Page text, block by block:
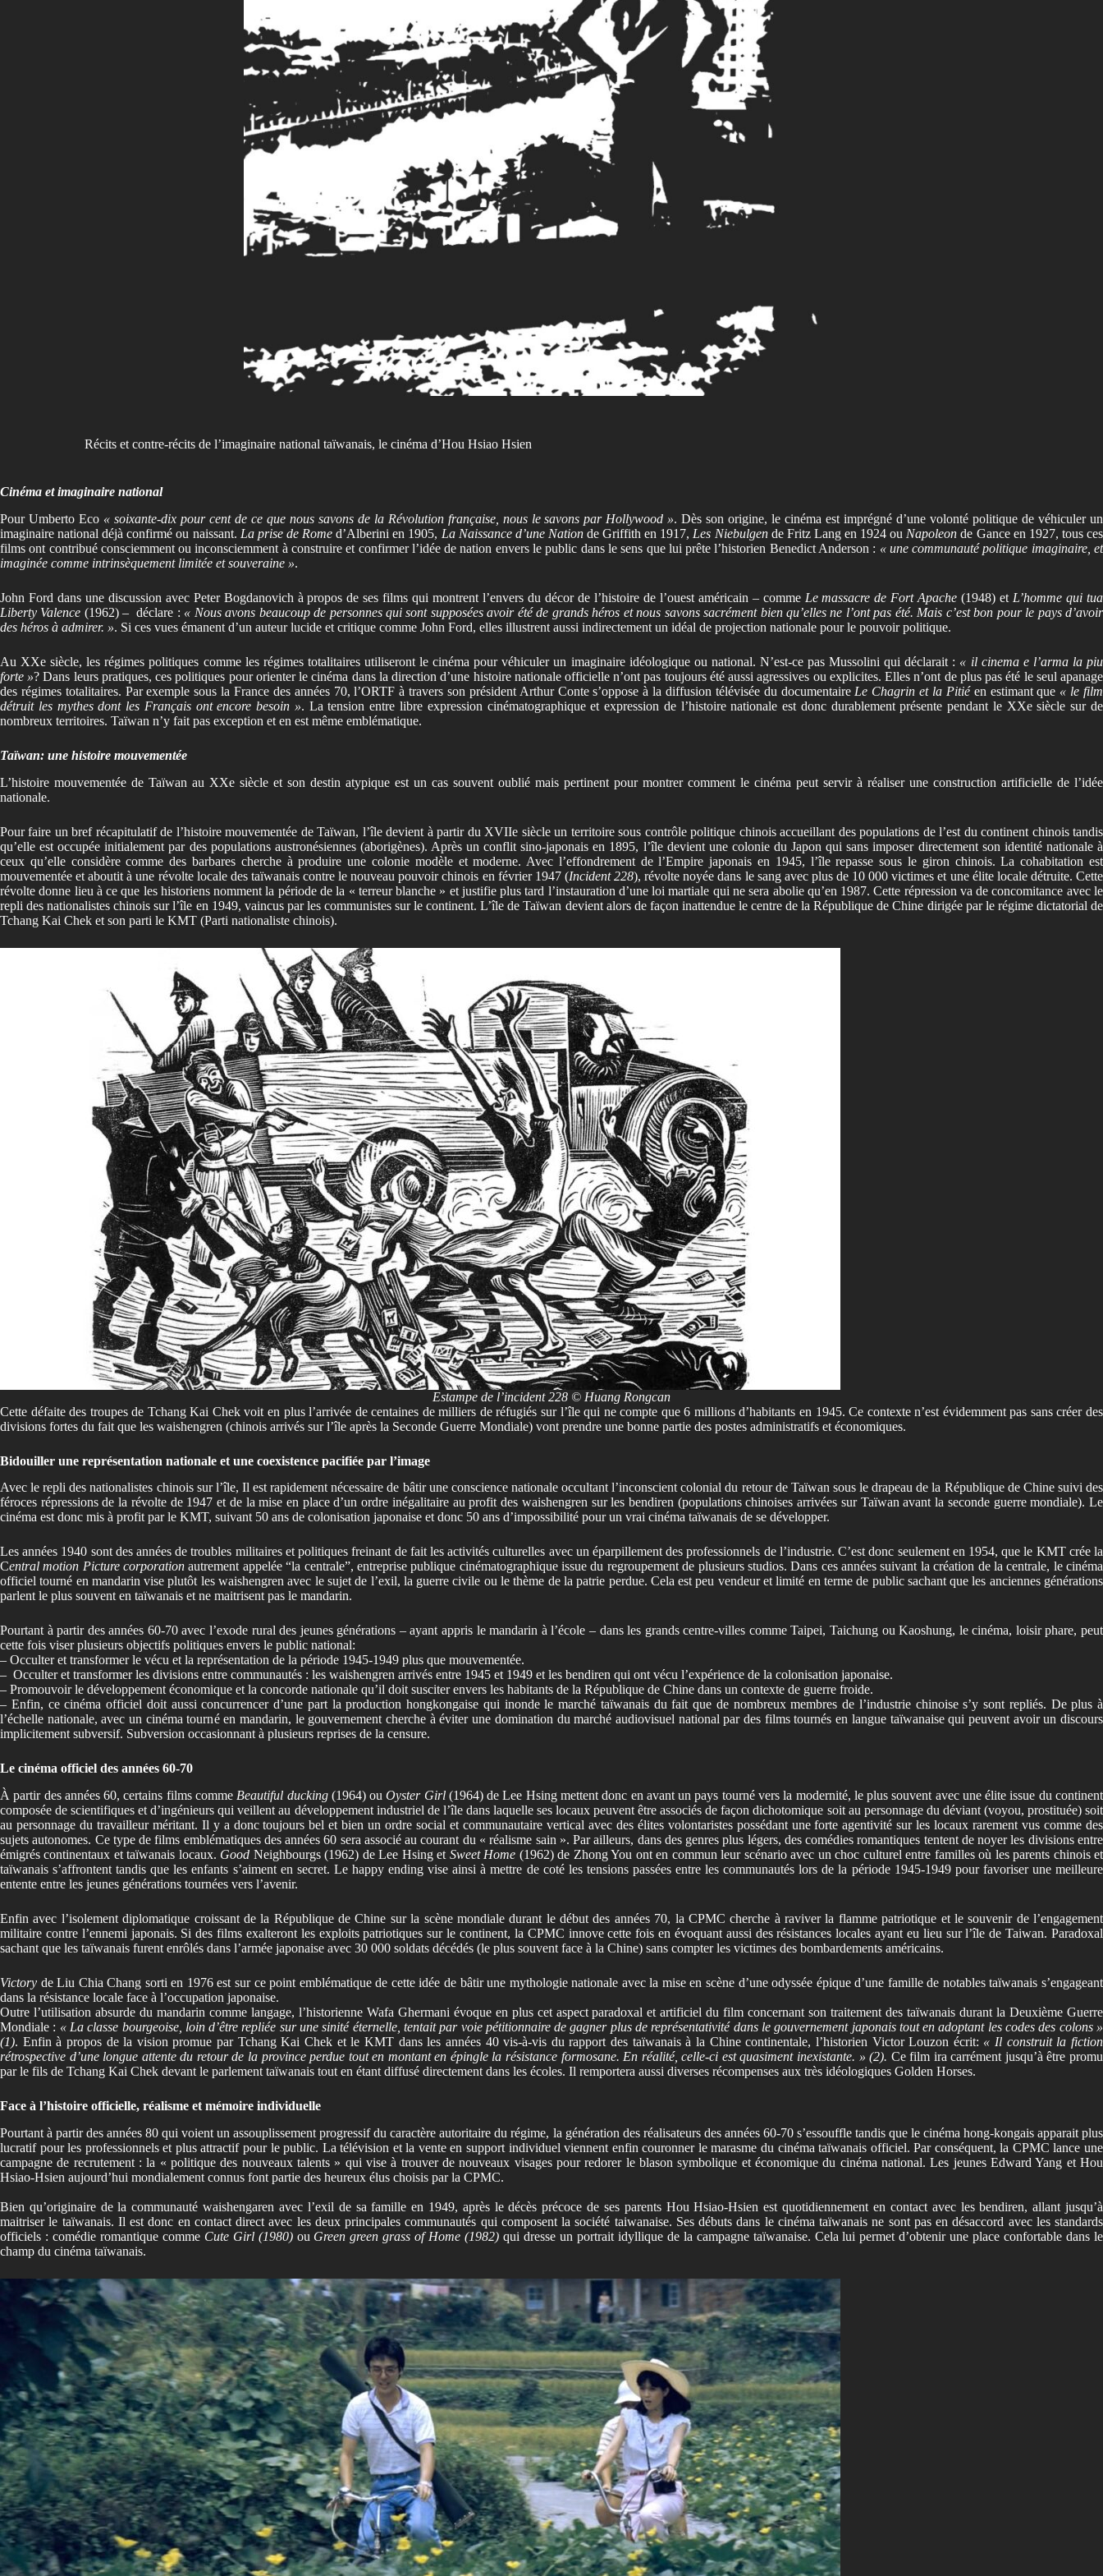
Récits et contre-récits de l’imaginaire national taïwanais, le cinéma d’Hou Hsiao Hsien
Cinéma et imaginaire national
Pour Umberto Eco « soixante-dix pour cent de ce que nous savons de la Révolution française, nous le savons par Hollywood ». Dès son origine, le cinéma est imprégné d’une volonté politique de véhiculer un
imaginaire national déjà confirmé ou naissant. La prise de Rome d’Alberini en 1905, La Naissance d’une Nationde Griffith en 1917, Les Niebulgende Fritz Lang en 1924 ou Napoleon de Gance en 1927, tous ces
films ont contribué consciemment ou inconsciemment à construire et confirmer l’idée de nation envers le public dans le sens que lui prête l’historien Benedict Anderson : « une communauté politique imaginaire, et
imaginée comme intrinsèquement limitée et souveraine ».
John Ford dans une discussion avec Peter Bogdanovich à propos de ses films qui montrent l’envers du décor de l’histoire de l’ouest américain – comme Le massacre de Fort Apache (1948) et L’homme qui tua
Liberty Valence (1962) – déclare : « Nous avons beaucoup de personnes qui sont supposées avoir été de grands héros et nous savons sacrément bien qu’elles ne l’ont pas été. Mais c’est bon pour le pays d’avoir
des héros à admirer. ». Si ces vues émanent d’un auteur lucide et critique comme John Ford, elles illustrent aussi indirectement un idéal de projection nationale pour le pouvoir politique.
Au XXe siècle, les régimes politiques comme les régimes totalitaires utiliseront le cinéma pour véhiculer un imaginaire idéologique ou national. N’est-ce pas Mussolini qui déclarait : « il cinema e l’arma la piu
forte »? Dans leurs pratiques, ces politiques pour orienter le cinéma dans la direction d’une histoire nationale officielle n’ont pas toujours été aussi agressives ou explicites. Elles n’ont de plus pas été le seul apanage
des régimes totalitaires. Par exemple sous la France des années 70, l’ORTF à travers son président Arthur Conte s’oppose à la diffusion télévisée du documentaire Le Chagrin et la Pitiéen estimant que « le film
détruit les mythes dont les Français ont encore besoin ». La tension entre libre expression cinématographique et expression de l’histoire nationale est donc durablement présente pendant le XXe siècle sur de
nombreux territoires. Taïwan n’y fait pas exception et en est même emblématique.
Taïwan: une histoire mouvementée
L’histoire mouvementée de Taïwan au XXe siècle et son destin atypique est un cas souvent oublié mais pertinent pour montrer comment le cinéma peut servir à réaliser une construction artificielle de l’idée
nationale.
Pour faire un bref récapitulatif de l’histoire mouvementée de Taïwan, l’île devient à partir du XVIIe siècle un territoire sous contrôle politique chinois accueillant des populations de l’est du continent chinois tandis
qu’elle est occupée initialement par des populations austronésiennes (aborigènes). Après un conflit sino-japonais en 1895, l’île devient une colonie du Japon qui sans imposer directement son identité nationale à
ceux qu’elle considère comme des barbares cherche à produire une colonie modèle et moderne. Avec l’effondrement de l’Empire japonais en 1945, l’île repasse sous le giron chinois. La cohabitation est
mouvementée et aboutit à une révolte locale des taïwanais contre le nouveau pouvoir chinois en février 1947 (Incident 228), révolte noyée dans le sang avec plus de 10 000 victimes et une élite locale détruite. Cette
révolte donne lieu à ce que les historiens nomment la période de la « terreur blanche » et justifie plus tard l’instauration d’une loi martiale qui ne sera abolie qu’en 1987. Cette répression va de concomitance avec le
repli des nationalistes chinois sur l’île en 1949, vaincus par les communistes sur le continent. L’île de Taïwan devient alors de façon inattendue le centre de la République de Chine dirigée par le régime dictatorial de
Tchang Kai Chek et son parti le KMT (Parti nationaliste chinois).
Estampe de l’incident 228 © Huang Rongcan
Cette défaite des troupes de Tchang Kai Chek voit en plus l’arrivée de centaines de milliers de réfugiés sur l’île qui ne compte que 6 millions d’habitants en 1945. Ce contexte n’est évidemment pas sans créer des
divisions fortes du fait que les waishengren (chinois arrivés sur l’île après la Seconde Guerre Mondiale) vont prendre une bonne partie des postes administratifs et économiques.
Bidouiller une représentation nationale et une coexistence pacifiée par l’image
Avec le repli des nationalistes chinois sur l’île, Il est rapidement nécessaire de bâtir une conscience nationale occultant l’inconscient colonial du retour de Taïwan sous le drapeau de la République de Chine suivi des
féroces répressions de la révolte de 1947 et de la mise en place d’un ordre inégalitaire au profit des waishengren sur les bendiren (populations chinoises arrivées sur Taïwan avant la seconde guerre mondiale). Le
cinéma est donc mis à profit par le KMT, suivant 50 ans de colonisation japonaise et donc 50 ans d’impossibilité pour un vrai cinéma taïwanais de se développer.
Les années 1940 sont des années de troubles militaires et politiques freinant de fait les activités culturelles avec un éparpillement des professionnels de l’industrie. C’est donc seulement en 1954, que le KMT crée la
Central motion Picture corporation autrement appelée “la centrale”, entreprise publique cinématographique issue du regroupement de plusieurs studios. Dans ces années suivant la création de la centrale, le cinéma
officiel tourné en mandarin vise plutôt les waishengren avec le sujet de l’exil, la guerre civile ou le thème de la patrie perdue. Cela est peu vendeur et limité en terme de public sachant que les anciennes générations
parlent le plus souvent en taïwanais et ne maitrisent pas le mandarin.
Pourtant à partir des années 60-70 avec l’exode rural des jeunes générations – ayant appris le mandarin à l’école – dans les grands centre-villes comme Taipei, Taichung ou Kaoshung, le cinéma, loisir phare, peut
cette fois viser plusieurs objectifs politiques envers le public national:
– Occulter et transformer le vécu et la représentation de la période 1945-1949 plus que mouvementée.
– Occulter et transformer les divisions entre communautés : les waishengren arrivés entre 1945 et 1949 et les bendiren qui ont vécu l’expérience de la colonisation japonaise.
– Promouvoir le développement économique et la concorde nationale qu’il doit susciter envers les habitants de la République de Chine dans un contexte de guerre froide.
– Enfin, ce cinéma officiel doit aussi concurrencer d’une part la production hongkongaise qui inonde le marché taïwanais du fait que de nombreux membres de l’industrie chinoise s’y sont repliés. De plus à
l’échelle nationale, avec un cinéma tourné en mandarin, le gouvernement cherche à éviter une domination du marché audiovisuel national par des films tournés en langue taïwanaise qui peuvent avoir un discours
implicitement subversif. Subversion occasionnant à plusieurs reprises de la censure.
Le cinéma officiel des années 60-70
À partir des années 60, certains films comme Beautiful ducking(1964) ouOyster Girl (1964) de Lee Hsing mettent donc en avant un pays tourné vers la modernité, le plus souvent avec une élite issue du continent
composée de scientifiques et d’ingénieurs qui veillent au développement industriel de l’île dans laquelle ses locaux peuvent être associés de façon dichotomique soit au personnage du déviant (voyou, prostituée) soit
au personnage du travailleur méritant. Il y a donc toujours bel et bien un ordre social et communautaire vertical avec des élites volontaristes possédant une forte agentivité sur les locaux rarement vus comme des
sujets autonomes. Ce type de films emblématiques des années 60 sera associé au courant du « réalisme sain ». Par ailleurs, dans des genres plus légers, des comédies romantiques tentent de noyer les divisions entre
émigrés continentaux et taïwanais locaux. Good Neighbourgs (1962) de Lee Hsing et Sweet Home (1962) de Zhong You ont en commun leur scénario avec un choc culturel entre familles où les parents chinois et
taïwanais s’affrontent tandis que les enfants s’aiment en secret. Le happy ending vise ainsi à mettre de coté les tensions passées entre les communautés lors de la période 1945-1949 pour favoriser une meilleure
entente entre les jeunes générations tournées vers l’avenir.
Enfin avec l’isolement diplomatique croissant de la République de Chine sur la scène mondiale durant le début des années 70, la CPMC cherche à raviver la flamme patriotique et le souvenir de l’engagement
militaire contre l’ennemi japonais. Si des films exalteront les exploits patriotiques sur le continent, la CPMC innove cette fois en évoquant aussi des résistances locales ayant eu lieu sur l’île de Taiwan. Paradoxal
sachant que les taïwanais furent enrôlés dans l’armée japonaise avec 30 000 soldats décédés (le plus souvent face à la Chine) sans compter les victimes des bombardements américains.
Victory de Liu Chia Chang sorti en 1976 est sur ce point emblématique de cette idée de bâtir une mythologie nationale avec la mise en scène d’une odyssée épique d’une famille de notables taïwanais s’engageant
dans la résistance locale face à l’occupation japonaise.
Outre l’utilisation absurde du mandarin comme langage, l’historienne Wafa Ghermani évoque en plus cet aspect paradoxal et artificiel du film concernant son traitement des taïwanais durant la Deuxième Guerre
Mondiale : « La classe bourgeoise, loin d’être repliée sur une sinité éternelle, tentait par voie pétitionnaire de gagner plus de représentativité dans le gouvernement japonais tout en adoptant les codes des colons »
(1). Enfin à propos de la vision promue par Tchang Kai Chek et le KMT dans les années 40 vis-à-vis du rapport des taïwanais à la Chine continentale, l’historien Victor Louzon écrit: « Il construit la fiction
rétrospective d’une longue attente du retour de la province perdue tout en montant en épingle la résistance formosane. En réalité, celle-ci est quasiment inexistante. » (2). Ce film ira carrément jusqu’à être promu
par le fils de Tchang Kai Chek devant le parlement taïwanais tout en étant diffusé directement dans les écoles. Il remportera aussi diverses récompenses aux très idéologiques Golden Horses.
Face à l’histoire officielle, réalisme et mémoire individuelle
Pourtant à partir des années 80 qui voient un assouplissement progressif du caractère autoritaire du régime, la génération des réalisateurs des années 60-70 s’essouffle tandis que le cinéma hong-kongais apparait plus
lucratif pour les professionnels et plus attractif pour le public. La télévision et la vente en support individuel viennent enfin couronner le marasme du cinéma taïwanais officiel. Par conséquent, la CPMC lance une
campagne de recrutement : la « politique des nouveaux talents » qui vise à trouver de nouveaux visages pour redorer le blason symbolique et économique du cinéma national. Les jeunes Edward Yang et Hou
Hsiao-Hsien aujourd’hui mondialement connus font partie des heureux élus choisis par la CPMC.
Bien qu’originaire de la communauté waishengaren avec l’exil de sa famille en 1949, après le décès précoce de ses parents Hou Hsiao-Hsien est quotidiennement en contact avec les bendiren, allant jusqu’à
maitriser le taïwanais. Il est donc en contact direct avec les deux principales communautés qui composent la société taiwanaise. Ses débuts dans le cinéma taïwanais ne sont pas en désaccord avec les standards
officiels : comédie romantique comme Cute Girl(1980)ou Green green grass of Home (1982)qui dresse un portrait idyllique de la campagne taïwanaise. Cela lui permet d’obtenir une place confortable dans le
champ du cinéma taïwanais.